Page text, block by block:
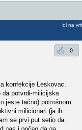
Idi na vrh
0
konfekcije Leskovac.
da potvrdi-milicijska
jeste tačno) potrošnom
milicionari (ja ih
se prvi put setio da